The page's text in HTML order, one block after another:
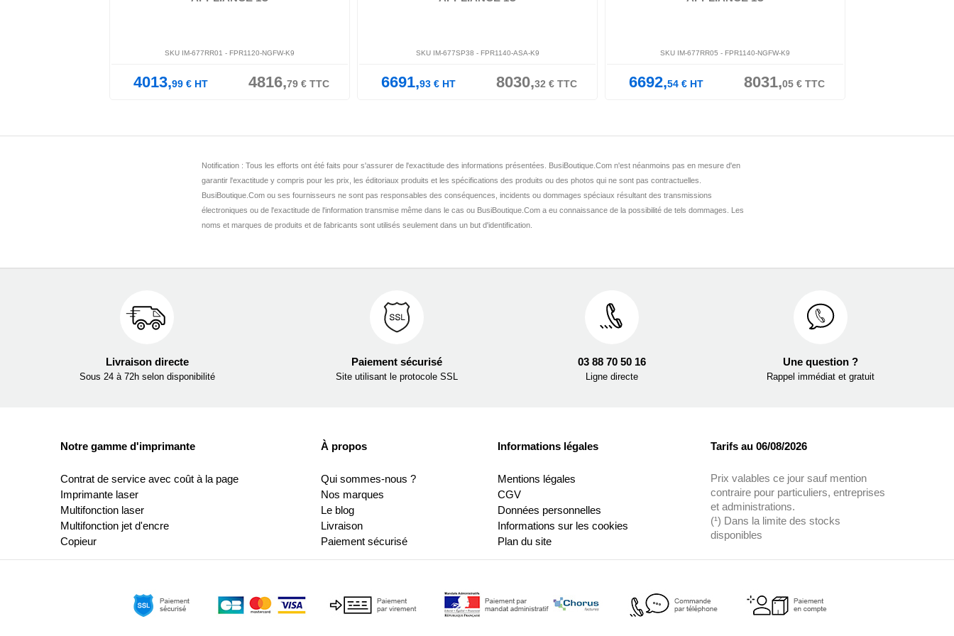
SKU IM-677RR01 - FPR1120-NGFW-K9
4013,99 € HT 4816,79 € TTC
SKU IM-677SP38 - FPR1140-ASA-K9
6691,93 € HT 8030,32 € TTC
SKU IM-677RR05 - FPR1140-NGFW-K9
6692,54 € HT 8031,05 € TTC
Notification : Tous les efforts ont été faits pour s'assurer de l'exactitude des informations présentées. BusiBoutique.Com n'est néanmoins pas en mesure d'en
garantir l'exactitude y compris pour les prix, les éditoriaux produits et les spécifications des produits ou des photos qui ne sont pas contractuelles.
BusiBoutique.Com ou ses fournisseurs ne sont pas responsables des conséquences, incidents ou dommages spéciaux résultant des transmissions
électroniques ou de l'exactitude de l'information transmise même dans le cas ou BusiBoutique.Com a eu connaissance de la possibilité de tels dommages. Les
noms et marques de produits et de fabricants sont utilisés seulement dans un but d'identification.
Livraison directe
Sous 24 à 72h selon disponibilité
Paiement sécurisé
Site utilisant le protocole SSL
03 88 70 50 16
Ligne directe
Une question ?
Rappel immédiat et gratuit
Notre gamme d'imprimante
Contrat de service avec coût à la page
Imprimante laser
Multifonction laser
Multifonction jet d'encre
Copieur
À propos
Qui sommes-nous ?
Nos marques
Le blog
Livraison
Paiement sécurisé
Informations légales
Mentions légales
CGV
Données personnelles
Informations sur les cookies
Plan du site
Tarifs au 06/08/2026
Prix valables ce jour sauf mention
contraire pour particuliers, entreprises
et administrations.
(¹) Dans la limite des stocks
disponibles